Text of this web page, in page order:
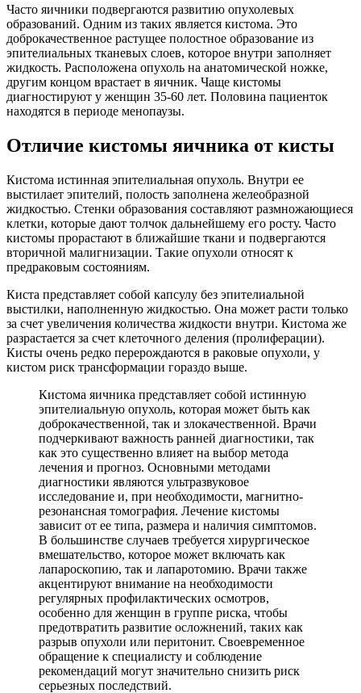
Часто яичники подвергаются развитию опухолевых
образований. Одним из таких является кистома. Это
доброкачественное растущее полостное образование из
эпителиальных тканевых слоев, которое внутри заполняет
жидкость. Расположена опухоль на анатомической ножке,
другим концом врастает в яичник. Чаще кистомы
диагностируют у женщин 35-60 лет. Половина пациенток
находятся в периоде менопаузы.
Отличие кистомы яичника от кисты
Кистома истинная эпителиальная опухоль. Внутри ее
выстилает эпителий, полость заполнена желеобразной
жидкостью. Стенки образования составляют размножающиеся
клетки, которые дают толчок дальнейшему его росту. Часто
кистомы прорастают в ближайшие ткани и подвергаются
вторичной малигнизации. Такие опухоли относят к
предраковым состояниям.
Киста представляет собой капсулу без эпителиальной
выстилки, наполненную жидкостью. Она может расти только
за счет увеличения количества жидкости внутри. Кистома же
разрастается за счет клеточного деления (пролиферации).
Кисты очень редко перерождаются в раковые опухоли, у
кистом риск трансформации гораздо выше.
Кистома яичника представляет собой истинную
эпителиальную опухоль, которая может быть как
доброкачественной, так и злокачественной. Врачи
подчеркивают важность ранней диагностики, так
как это существенно влияет на выбор метода
лечения и прогноз. Основными методами
диагностики являются ультразвуковое
исследование и, при необходимости, магнитно-
резонансная томография. Лечение кистомы
зависит от ее типа, размера и наличия симптомов.
В большинстве случаев требуется хирургическое
вмешательство, которое может включать как
лапароскопию, так и лапаротомию. Врачи также
акцентируют внимание на необходимости
регулярных профилактических осмотров,
особенно для женщин в группе риска, чтобы
предотвратить развитие осложнений, таких как
разрыв опухоли или перитонит. Своевременное
обращение к специалисту и соблюдение
рекомендаций могут значительно снизить риск
серьезных последствий.